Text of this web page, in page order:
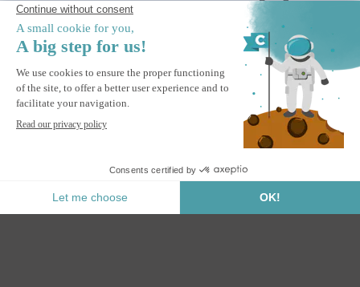
PIANA 3x2,5m bioklimatisk pergola i grå aluminium med
udtrækkelige persienner på 3m-siden
GIV MIG BESKED
Giv mig besked, når dette produkt er tilbage på lager.
Sikker Betaling